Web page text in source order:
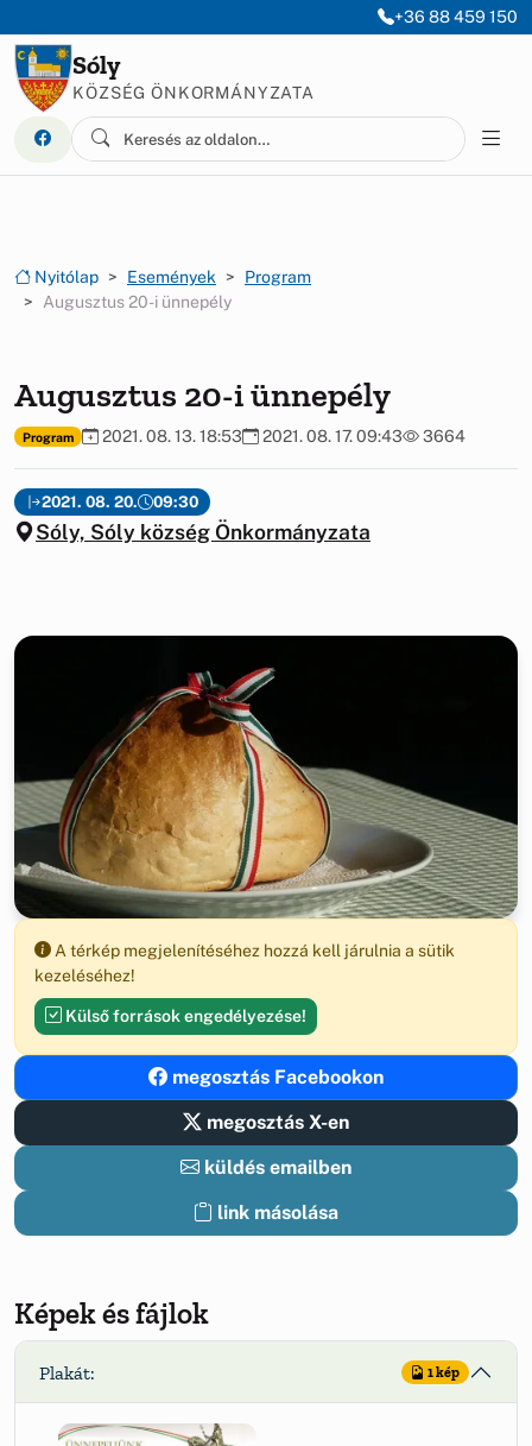
+36 88 459 150
Sóly
KÖZSÉG ÖNKORMÁNYZATA
Nyitólap Események
Program
Augusztus 20-i ünnepély
Augusztus 20-i ünnepély
Program 2021. 08. 13. 18:53 2021. 08. 17. 09:43 3664
2021. 08. 20. 09:30
Sóly, Sóly község Önkormányzata
A térkép megjelenítéséhez hozzá kell járulnia a sütik
kezeléséhez!
Külső források engedélyezése!
megosztás Facebookon
megosztás X-en
küldés emailben
link másolása
Képek és fájlok
Plakát: 1 kép